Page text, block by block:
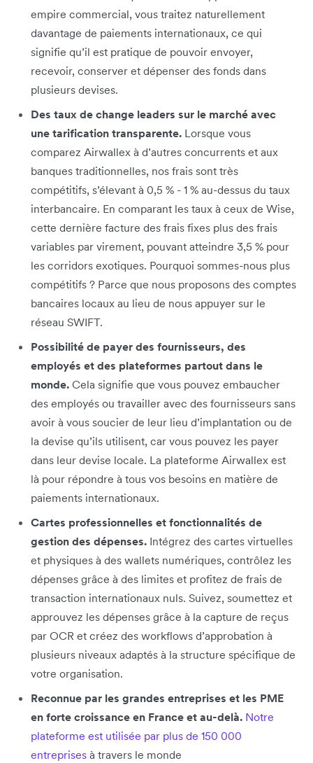
empire commercial, vous traitez naturellement
davantage de paiements internationaux, ce qui
signifie qu’il est pratique de pouvoir envoyer,
recevoir, conserver et dépenser des fonds dans
plusieurs devises.
Des taux de change leaders sur le marché avec
une tarification transparente. Lorsque vous
comparez Airwallex à d’autres concurrents et aux
banques traditionnelles, nos frais sont très
compétitifs, s’élevant à 0,5 % - 1 % au-dessus du taux
interbancaire. En comparant les taux à ceux de Wise,
cette dernière facture des frais fixes plus des frais
variables par virement, pouvant atteindre 3,5 % pour
les corridors exotiques. Pourquoi sommes-nous plus
compétitifs ? Parce que nous proposons des comptes
bancaires locaux au lieu de nous appuyer sur le
réseau SWIFT.
Possibilité de payer des fournisseurs, des
employés et des plateformes partout dans le
monde. Cela signifie que vous pouvez embaucher
des employés ou travailler avec des fournisseurs sans
avoir à vous soucier de leur lieu d’implantation ou de
la devise qu’ils utilisent, car vous pouvez les payer
dans leur devise locale. La plateforme Airwallex est
là pour répondre à tous vos besoins en matière de
paiements internationaux.
Cartes professionnelles et fonctionnalités de
gestion des dépenses. Intégrez des cartes virtuelles
et physiques à des wallets numériques, contrôlez les
dépenses grâce à des limites et profitez de frais de
transaction internationaux nuls. Suivez, soumettez et
approuvez les dépenses grâce à la capture de reçus
par OCR et créez des workflows d’approbation à
plusieurs niveaux adaptés à la structure spécifique de
votre organisation.
Reconnue par les grandes entreprises et les PME
en forte croissance en France et au-delà. Notre
plateforme est utilisée par plus de 150 000
entreprises à travers le monde